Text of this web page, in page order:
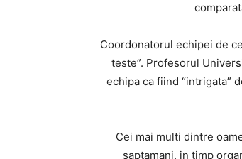
Coordonatorul echipei de
teste”. Profesorul
echipa ca fiind “intrigata”
Cei mai multi dintre
saptamani, in timp